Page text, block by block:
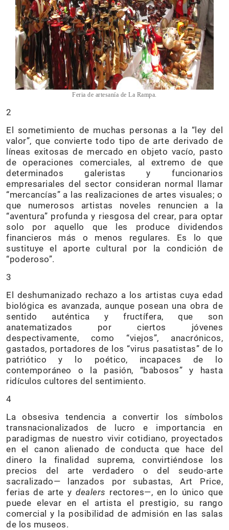
Feria de artesanía de La Rampa.
2
El sometimiento de muchas personas a la “ley del
valor”, que convierte todo tipo de arte derivado de
líneas exitosas de mercado en objeto vacío, pasto
de operaciones comerciales, al extremo de que
determinados galeristas y funcionarios
empresariales del sector consideran normal llamar
“mercancías” a las realizaciones de artes visuales; o
que numerosos artistas noveles renuncien a la
“aventura” profunda y riesgosa del crear, para optar
solo por aquello que les produce dividendos
financieros más o menos regulares. Es lo que
sustituye el aporte cultural por la condición de
“poderoso”.
3
El deshumanizado rechazo a los artistas cuya edad
biológica es avanzada, aunque posean una obra de
sentido auténtica y fructífera, que son
anatematizados por ciertos jóvenes
despectivamente, como “viejos”, anacrónicos,
gastados, portadores de los “virus pasatistas” de lo
patriótico y lo poético, incapaces de lo
contemporáneo o la pasión, “babosos” y hasta
ridículos cultores del sentimiento.
4
La obsesiva tendencia a convertir los símbolos
transnacionalizados de lucro e importancia en
paradigmas de nuestro vivir cotidiano, proyectados
en el canon alienado de conducta que hace del
dinero la finalidad suprema, convirtiéndose los
precios del arte verdadero o del seudo-arte
sacralizado— lanzados por subastas, Art Price,
ferias de arte ydealers rectores—, en lo único que
puede elevar en el artista el prestigio, su rango
comercial y la posibilidad de admisión en las salas
de los museos.